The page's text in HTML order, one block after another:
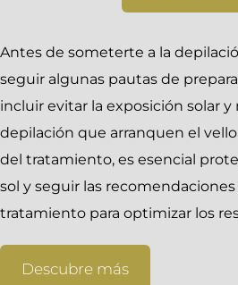
Antes de someterte a la
seguir algunas pautas de
incluir evitar la exposición solar
depilación que arranquen el
del tratamiento, es esencial
sol y seguir las
tratamiento para optimizar los
Descubre más